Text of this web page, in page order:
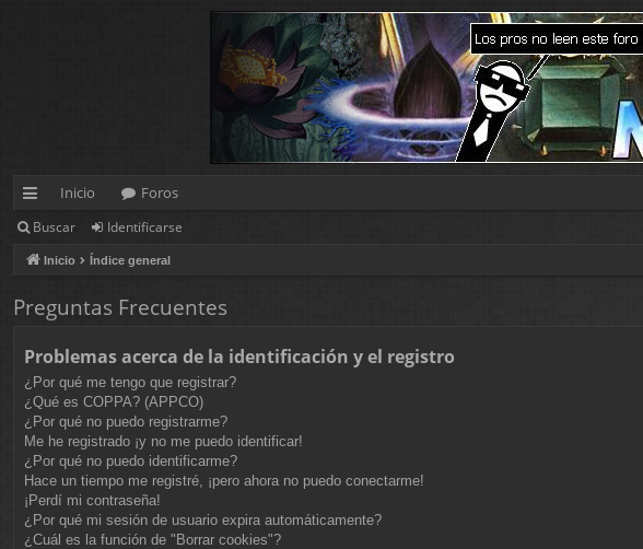
nl
ac
es
d
os
Inicio
Foros
Buscar Identificarse
Inicio Índice general
Preguntas Frecuentes
Problemas acerca de la identificación y el registro
¿Por qué me tengo que registrar?
¿Qué es COPPA? (APPCO)
¿Por qué no puedo registrarme?
Me he registrado ¡y no me puedo identificar!
¿Por qué no puedo identificarme?
Hace un tiempo me registré, ¡pero ahora no puedo conectarme!
¡Perdí mi contraseña!
¿Por qué mi sesión de usuario expira automáticamente?
¿Cuál es la función de "Borrar cookies"?